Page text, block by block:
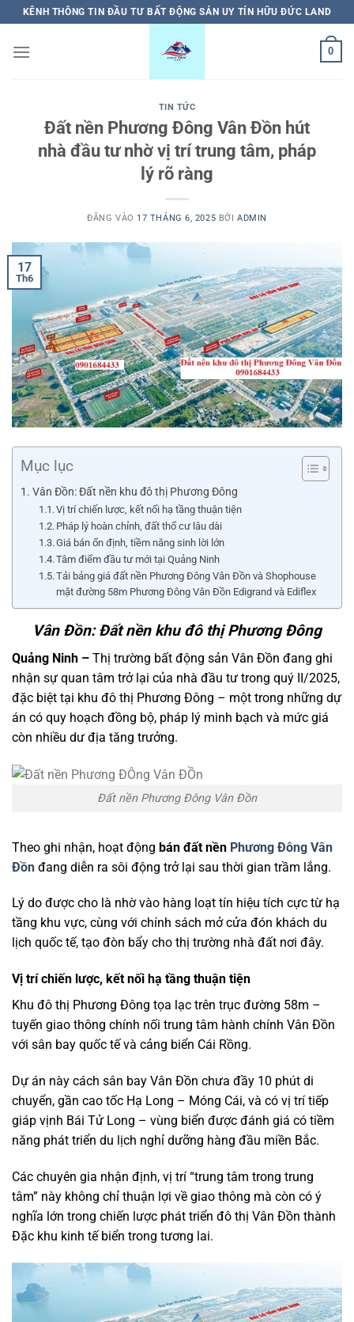
qua
nội
KÊNH THÔNG TIN ĐẦU TƯ BẤT ĐỘNG SẢN UY TÍN HỮU ĐỨC LAND
0
TIN TỨC
Đất nền Phương Đông Vân Đồn hút
nhà đầu tư nhờ vị trí trung tâm, pháp
lý rõ ràng
ĐĂNG VÀO 17 THÁNG 6, 2025 BỞI ADMIN
17
Th6
Mục lục
Vân Đồn: Đất nền khu đô thị Phương Đông
Vị trí chiến lược, kết nối hạ tầng thuận tiện
Pháp lý hoàn chỉnh, đất thổ cư lâu dài
Giá bán ổn định, tiềm năng sinh lời lớn
Tâm điểm đầu tư mới tại Quảng Ninh
Tải bảng giá đất nền Phương Đông Vân Đồn và Shophouse
mặt đường 58m Phương Đông Vân Đồn Edigrand và Ediflex
Vân Đồn: Đất nền khu đô thị Phương Đông
Quảng Ninh – Thị trường bất động sản Vân Đồn đang ghi
nhận sự quan tâm trở lại của nhà đầu tư trong quý II/2025,
đặc biệt tại khu đô thị Phương Đông – một trong những dự
án có quy hoạch đồng bộ, pháp lý minh bạch và mức giá
còn nhiều dư địa tăng trưởng.
Đất nền Phương Đông Vân Đồn
Theo ghi nhận, hoạt động bán đất nền Phương Đông Vân
Đồn đang diễn ra sôi động trở lại sau thời gian trầm lắng.
Lý do được cho là nhờ vào hàng loạt tín hiệu tích cực từ hạ
tầng khu vực, cùng với chính sách mở cửa đón khách du
lịch quốc tế, tạo đòn bẩy cho thị trường nhà đất nơi đây.
Vị trí chiến lược, kết nối hạ tầng thuận tiện
Khu đô thị Phương Đông tọa lạc trên trục đường 58m –
tuyến giao thông chính nối trung tâm hành chính Vân Đồn
với sân bay quốc tế và cảng biển Cái Rồng.
Dự án này cách sân bay Vân Đồn chưa đầy 10 phút di
chuyển, gần cao tốc Hạ Long – Móng Cái, và có vị trí tiếp
giáp vịnh Bái Tử Long – vùng biển được đánh giá có tiềm
năng phát triển du lịch nghỉ dưỡng hàng đầu miền Bắc.
Các chuyên gia nhận định, vị trí “trung tâm trong trung
tâm” này không chỉ thuận lợi về giao thông mà còn có ý
nghĩa lớn trong chiến lược phát triển đô thị Vân Đồn thành
Đặc khu kinh tế biển trong tương lai.